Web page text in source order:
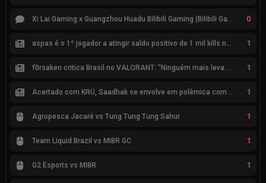
Xi Lai Gaming x Guangzhou Huadu Bilibili Gaming (Bilibili Gaming) 0
aspas é o 1º jogador a atingir saldo positivo de 1 mil kills no VCT 1
f0rsaken critica Brasil no VALORANT: “Ninguém mais leva a sério” 1
Acertado com KRÜ, Saadhak se envolve em polêmica com keznit 1
Agropesca Jacaré vs Tung Tung Tung Sahur 1
Team Liquid Brazil vs MIBR GC 1
G2 Esports vs MIBR 1